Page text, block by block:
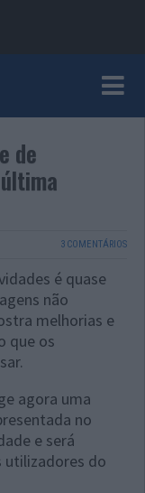
de
3 COMENTÁRIOS
é quase
não
melhorias e
que os
agora uma
no
e será
do